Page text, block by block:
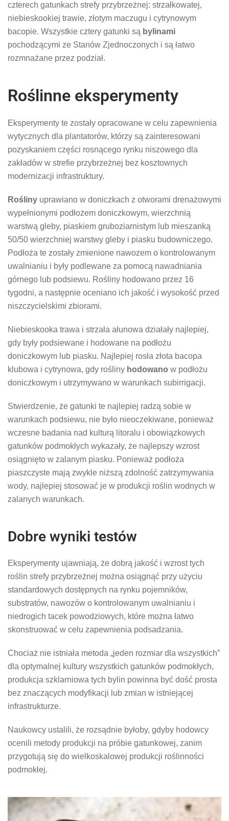
czterech gatunkach strefy przybrzeżnej: strzałkowatej,
niebieskookiej trawie, złotym maczugu i cytrynowym
bacopie. Wszystkie cztery gatunki są bylinami
pochodzącymi ze Stanów Zjednoczonych i są łatwo
rozmnażane przez podział.
Roślinne eksperymenty
Eksperymenty te zostały opracowane w celu zapewnienia
wytycznych dla plantatorów, którzy są zainteresowani
pozyskaniem części rosnącego rynku niszowego dla
zakładów w strefie przybrzeżnej bez kosztownych
modernizacji infrastruktury.
Rośliny uprawiano w doniczkach z otworami drenażowymi
wypełnionymi podłożem doniczkowym, wierzchnią
warstwą gleby, piaskiem gruboziarnistym lub mieszanką
50/50 wierzchniej warstwy gleby i piasku budowniczego.
Podłoża te zostały zmienione nawozem o kontrolowanym
uwalnianiu i były podlewane za pomocą nawadniania
górnego lub podsiewu. Rośliny hodowano przez 16
tygodni, a następnie oceniano ich jakość i wysokość przed
niszczycielskimi zbiorami.
Niebieskooka trawa i strzała ałunowa działały najlepiej,
gdy były podsiewane i hodowane na podłożu
doniczkowym lub piasku. Najlepiej rosła złota bacopa
klubowa i cytrynowa, gdy rośliny hodowano w podłożu
doniczkowym i utrzymywano w warunkach subirrigacji.
Stwierdzenie, że gatunki te najlepiej radzą sobie w
warunkach podsiewu, nie było nieoczekiwane, ponieważ
wczesne badania nad kulturą litoralu i obowiązkowych
gatunków podmokłych wykazały, że najlepszy wzrost
osiągnięto w zalanym piasku. Ponieważ podłoża
piaszczyste mają zwykle niższą zdolność zatrzymywania
wody, najlepiej stosować je w produkcji roślin wodnych w
zalanych warunkach.
Dobre wyniki testów
Eksperymenty ujawniają, że dobrą jakość i wzrost tych
roślin strefy przybrzeżnej można osiągnąć przy użyciu
standardowych dostępnych na rynku pojemników,
substratów, nawozów o kontrolowanym uwalnianiu i
niedrogich tacek powodziowych, które można łatwo
skonstruować w celu zapewnienia podsadzania.
Chociaż nie istniała metoda „jeden rozmiar dla wszystkich”
dla optymalnej kultury wszystkich gatunków podmokłych,
produkcja szklarniowa tych bylin powinna być dość prosta
bez znaczących modyfikacji lub zmian w istniejącej
infrastrukturze.
Naukowcy ustalili, że rozsądnie byłoby, gdyby hodowcy
ocenili metody produkcji na próbie gatunkowej, zanim
przygotują się do wielkoskalowej produkcji roślinności
podmokłej.